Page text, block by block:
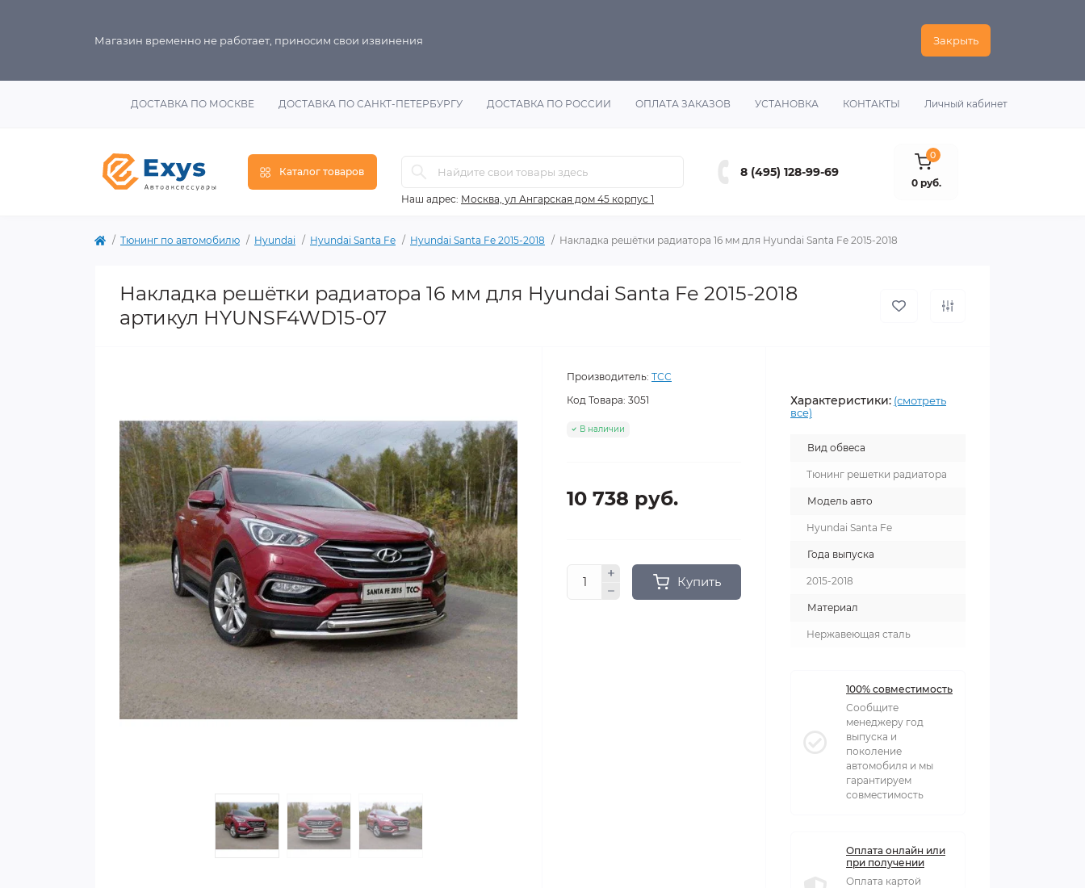
Магазин временно не работает, приносим свои извинения Закрыть
ДОСТАВКА ПО МОСКВЕ ДОСТАВКА ПО САНКТ-ПЕТЕРБУРГУ ДОСТАВКА ПО РОССИИ ОПЛАТА ЗАКАЗОВ УСТАНОВКА КОНТАКТЫ Личный кабинет
Каталог товаров
Наш адрес: Москва, ул Ангарская дом 45 корпус 1
8 (495) 128-99-69
0
0 руб.
Тюнинг по автомобилю Hyundai Hyundai Santa Fe Hyundai Santa Fe 2015-2018 Накладка решётки радиатора 16 мм для Hyundai Santa Fe 2015-2018
Накладка решётки радиатора 16 мм для Hyundai Santa Fe 2015-2018
артикул HYUNSF4WD15-07
Производитель: ТСС
Код Товара: 3051
В наличии
10 738 руб.
Купить
Характеристики: (смотреть
все)
Вид обвеса
Тюнинг решетки радиатора
Модель авто
Hyundai Santa Fe
Года выпуска
2015-2018
Материал
Нержавеющая сталь
100% совместимость
Сообщите
менеджеру год
выпуска и
поколение
автомобиля и мы
гарантируем
совместимость
Оплата онлайн или
при получении
Оплата картой